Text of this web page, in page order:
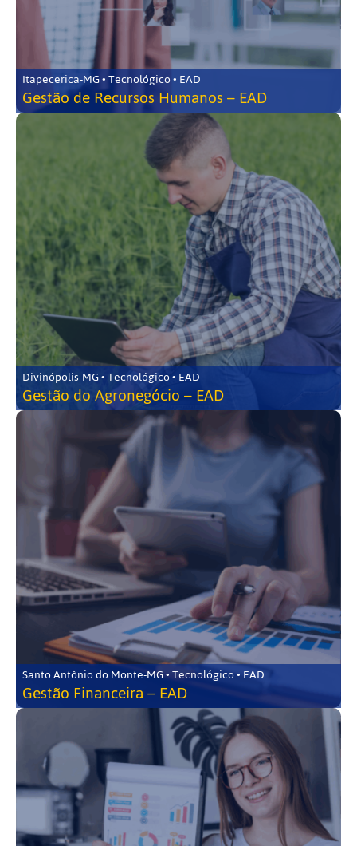
Itapecerica-MG • Tecnológico • EAD
Gestão de Recursos Humanos – EAD
Divinópolis-MG • Tecnológico • EAD
Gestão do Agronegócio – EAD
Santo Antônio do Monte-MG • Tecnológico • EAD
Gestão Financeira – EAD